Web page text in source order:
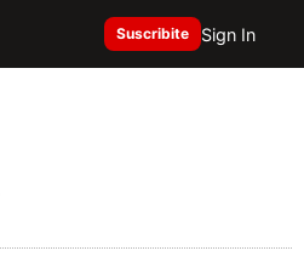
Suscribite Sign In